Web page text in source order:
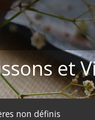
et
non définis